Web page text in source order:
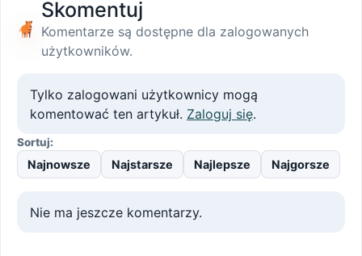
Skomentuj
Komentarze są dostępne dla zalogowanych
użytkowników.
Tylko zalogowani użytkownicy mogą
komentować ten artykuł. Zaloguj się.
Sortuj:
Najnowsze Najstarsze Najlepsze Najgorsze
Nie ma jeszcze komentarzy.